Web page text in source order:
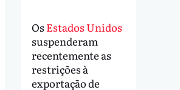
Os Estados Unidos
suspenderam
recentemente as
restrições à
exportação de